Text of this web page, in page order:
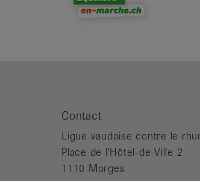
Contact
Ligue vaudoise contre le
Place de l'Hôtel-de-Ville 2
1110 Morges